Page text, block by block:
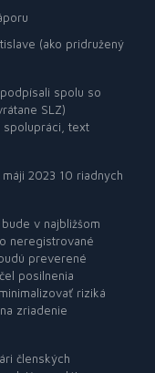
(ako pridružený
spolu so
SLZ)
spolupráci, text
2023 10 riadnych
v najbližšom
neregistrované
preverené
posilnenia
riziká
zriadenie
členských